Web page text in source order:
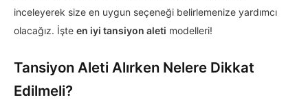
inceleyerek size en uygun seçeneği belirlemenize yardımcı
olacağız. İşte en iyi tansiyon aleti modelleri!
Tansiyon Aleti Alırken Nelere Dikkat
Edilmeli?